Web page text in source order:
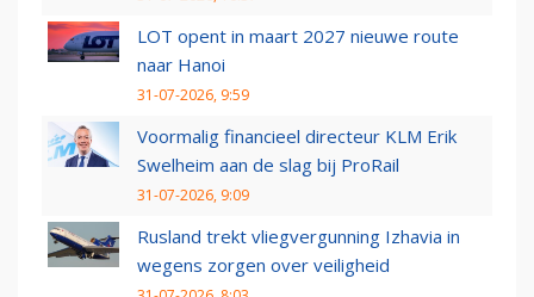
LOT opent in maart 2027 nieuwe route
naar Hanoi
31-07-2026, 9:59
Voormalig financieel directeur KLM Erik
Swelheim aan de slag bij ProRail
31-07-2026, 9:09
Rusland trekt vliegvergunning Izhavia in
wegens zorgen over veiligheid